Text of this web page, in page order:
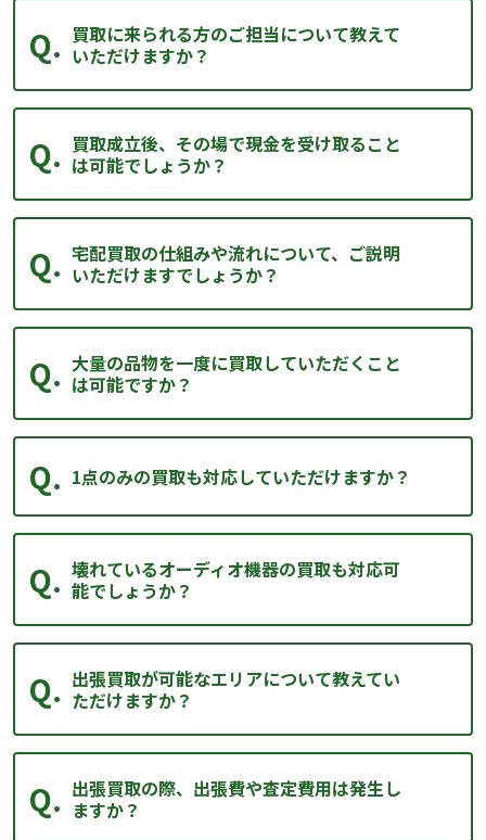
買取に来られる方のご担当について教えて
いただけますか？
買取成立後、その場で現金を受け取ること
は可能でしょうか？
宅配買取の仕組みや流れについて、ご説明
いただけますでしょうか？
大量の品物を一度に買取していただくこと
は可能ですか？
1点のみの買取も対応していただけますか？
壊れているオーディオ機器の買取も対応可
能でしょうか？
出張買取が可能なエリアについて教えてい
ただけますか？
出張買取の際、出張費や査定費用は発生し
ますか？